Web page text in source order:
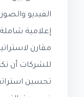
الفيديو
إعلامية
مقارن
للشركات أن
تحسين